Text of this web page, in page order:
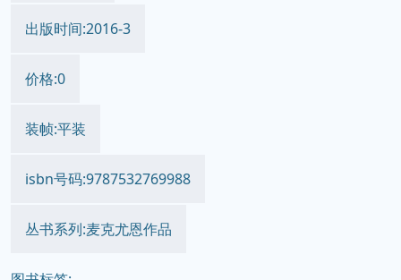
出版时间:2016-3
价格:0
装帧:平装
isbn号码:9787532769988
丛书系列:麦克尤恩作品